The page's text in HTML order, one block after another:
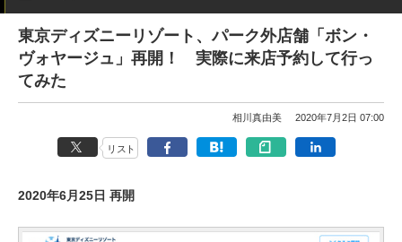
東京ディズニーリゾート、パーク外店舗「ボン・
ヴォヤージュ」再開！ 実際に来店予約して行っ
てみた
相川真由美 2020年7月2日 07:00
リスト
2020年6月25日 再開